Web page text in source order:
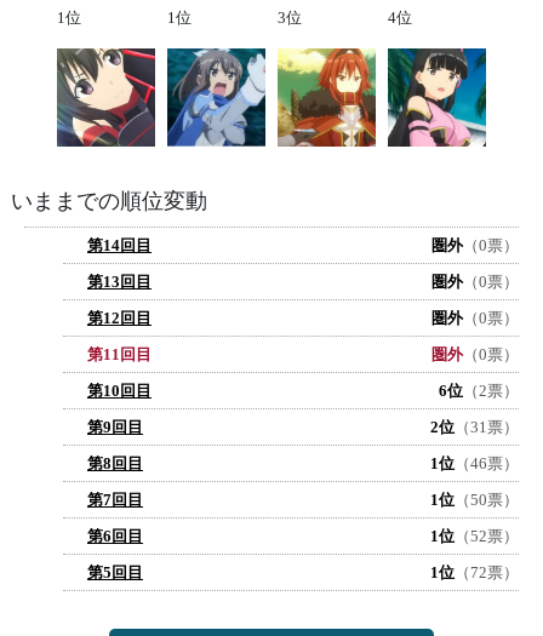
1位 1位 3位 4位
いままでの順位変動
第14回目 圏外（0票）
第13回目
圏外（0票）
第12回目
圏外（0票）
第11回目
圏外（0票）
第10回目
6位 （2票）
第9回目
2位 （31票）
第8回目
1位 （46票）
第7回目
1位 （50票）
第6回目
1位 （52票）
第5回目
1位 （72票）